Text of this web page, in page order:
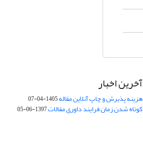
آخرین اخبار
هزینه پذیرش و چاپ آنلاین مقاله1405-04-07
کوتاه شدن زمان فرایند داوری مقالات1397-06-05